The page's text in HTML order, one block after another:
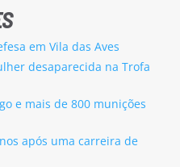
em Vila das Aves
desaparecida na Trofa
e mais de 800 munições
após uma carreira de